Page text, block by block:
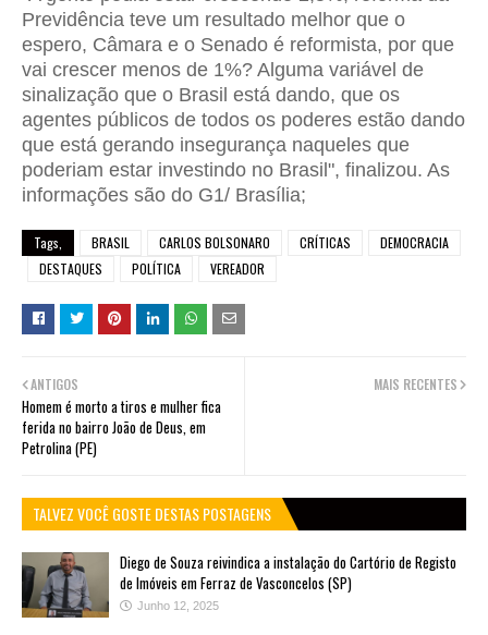
Previdência teve um resultado melhor que o
espero, Câmara e o Senado é reformista, por que
vai crescer menos de 1%? Alguma variável de
sinalização que o Brasil está dando, que os
agentes públicos de todos os poderes estão dando
que está gerando insegurança naqueles que
poderiam estar investindo no Brasil", finalizou. As
informações são do G1/ Brasília;
Tags, BRASIL CARLOS BOLSONARO CRÍTICAS
DEMOCRACIA
DESTAQUES
POLÍTICA VEREADOR
MAIS RECENTES
ANTIGOS
Homem é morto a tiros e mulher fica
ferida no bairro João de Deus, em
Petrolina (PE)
TALVEZ VOCÊ GOSTE DESTAS POSTAGENS
Diego de Souza reivindica a instalação do Cartório de Registo
de Imóveis em Ferraz de Vasconcelos (SP)
Junho 12, 2025